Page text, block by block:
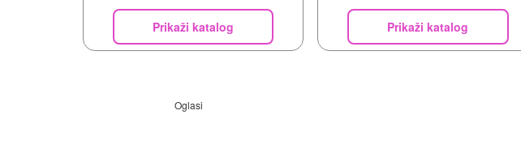
Prikaži katalog Prikaži katalog
Oglasi